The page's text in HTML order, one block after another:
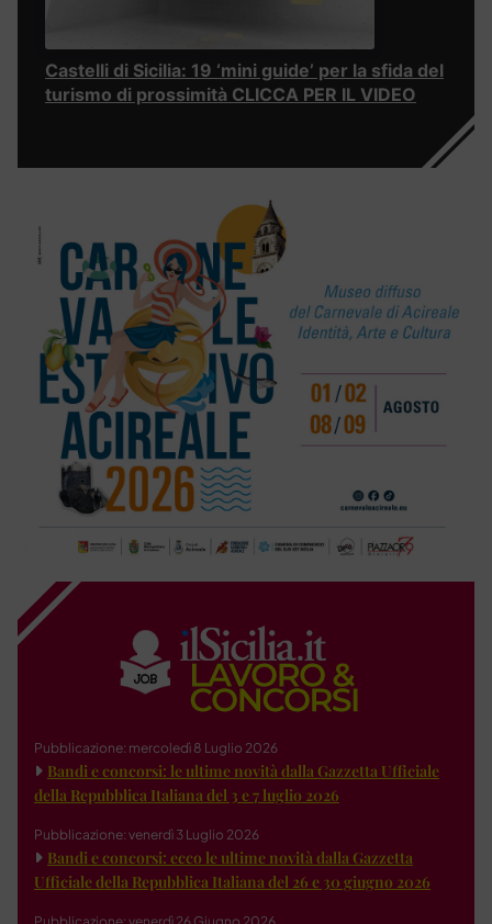
Castelli di Sicilia: 19 ‘mini guide’ per la sfida del
turismo di prossimità CLICCA PER IL VIDEO
Pubblicazione: mercoledì 8 Luglio 2026
Bandi e concorsi: le ultime novità dalla Gazzetta Ufficiale
della Repubblica Italiana del 3 e 7 luglio 2026
Pubblicazione: venerdì 3 Luglio 2026
Bandi e concorsi: ecco le ultime novità dalla Gazzetta
Ufficiale della Repubblica Italiana del 26 e 30 giugno 2026